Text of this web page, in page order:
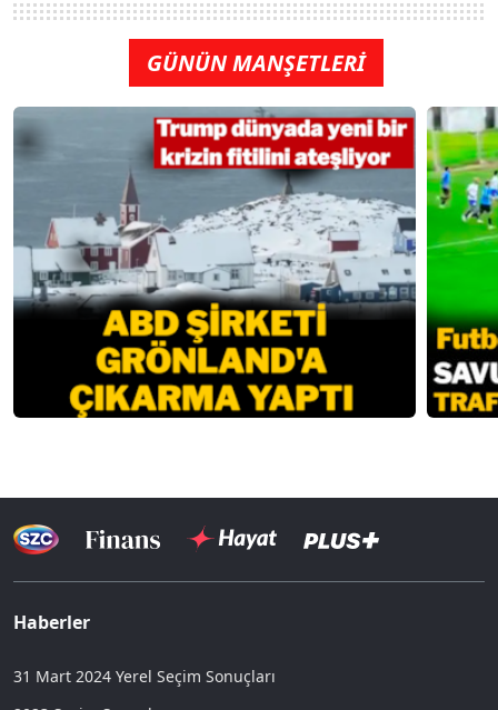
GÜNÜN MANŞETLERİ
Haberler
31 Mart 2024 Yerel Seçim Sonuçları